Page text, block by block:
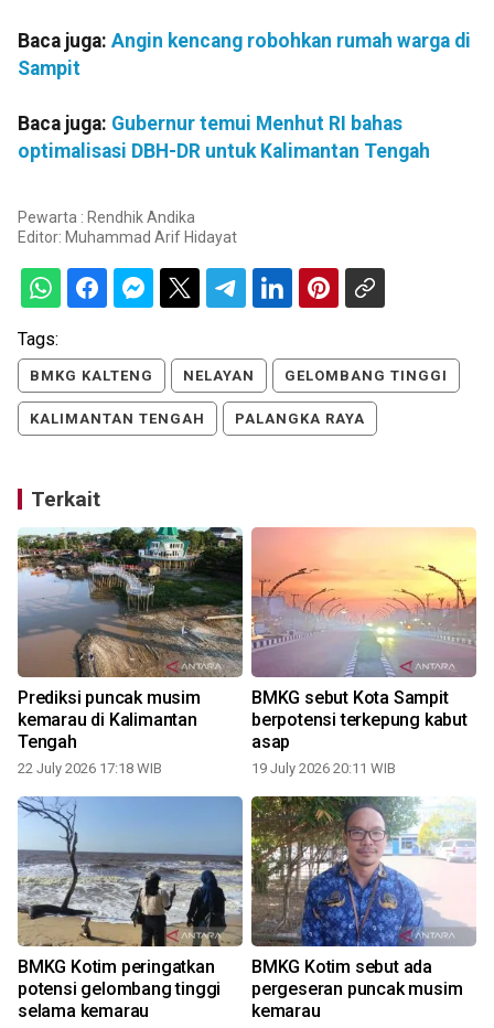
Baca juga: Angin kencang robohkan rumah warga di
Sampit
Baca juga: Gubernur temui Menhut RI bahas
optimalisasi DBH-DR untuk Kalimantan Tengah
Pewarta : Rendhik Andika
Editor: Muhammad Arif Hidayat
Tags:
BMKG KALTENG NELAYAN GELOMBANG TINGGI
KALIMANTAN TENGAH PALANGKA RAYA
Terkait
Prediksi puncak musim
kemarau di Kalimantan
Tengah
22 July 2026 17:18 WIB
BMKG sebut Kota Sampit
berpotensi terkepung kabut
asap
19 July 2026 20:11 WIB
BMKG Kotim peringatkan
potensi gelombang tinggi
selama kemarau
BMKG Kotim sebut ada
pergeseran puncak musim
kemarau